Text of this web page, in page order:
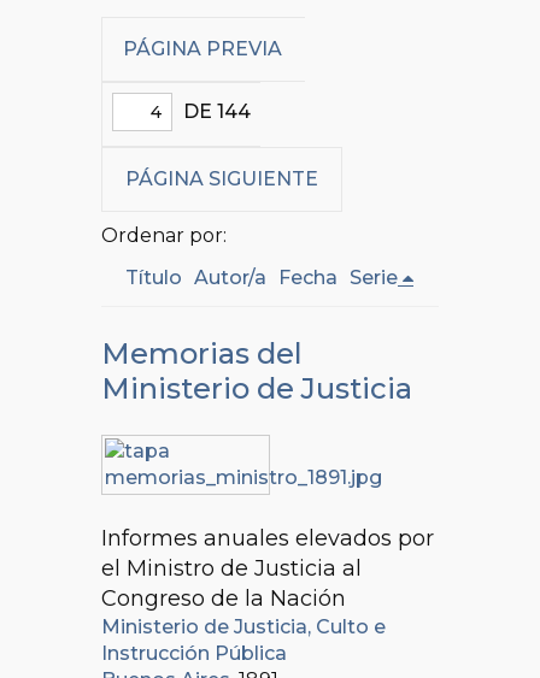
PÁGINA PREVIA
DE 144
PÁGINA SIGUIENTE
Ordenar por:
Título Autor/a Fecha Serie
Memorias del
Ministerio de Justicia
Informes anuales elevados por
el Ministro de Justicia al
Congreso de la Nación
Ministerio de Justicia, Culto e
Instrucción Pública